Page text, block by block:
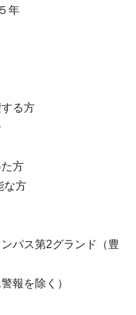
年
る方
方
な方
パス第2グランド（豊
報を除く）